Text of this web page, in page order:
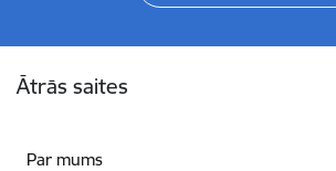
Ātrās saites
Par mums